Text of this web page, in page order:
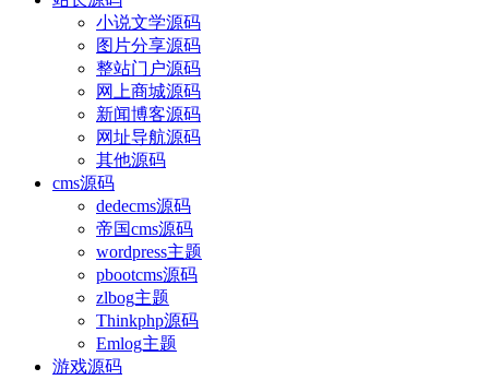
小说文学源码
图片分享源码
整站门户源码
网上商城源码
新闻博客源码
网址导航源码
其他源码
cms源码
dedecms源码
帝国cms源码
wordpress主题
pbootcms源码
zlbog主题
Thinkphp源码
Emlog主题
游戏源码